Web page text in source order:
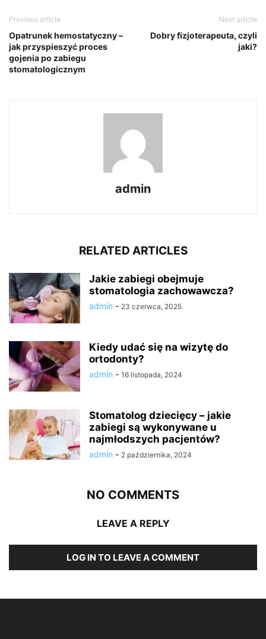
Previous article
Opatrunek hemostatyczny –
jak przyspieszyć proces
gojenia po zabiegu
stomatologicznym
Next article
Dobry fizjoterapeuta, czyli
jaki?
admin
RELATED ARTICLES
Jakie zabiegi obejmuje
stomatologia zachowawcza?
admin - 23 czerwca, 2025
Kiedy udać się na wizytę do
ortodonty?
admin - 16 listopada, 2024
Stomatolog dziecięcy – jakie
zabiegi są wykonywane u
najmłodszych pacjentów?
admin - 2 października, 2024
NO COMMENTS
LEAVE A REPLY
LOG IN TO LEAVE A COMMENT